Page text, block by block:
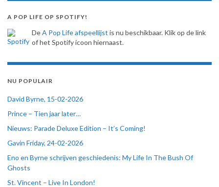
A POP LIFE OP SPOTIFY!
DeA Pop Life afspeellijst is nu beschikbaar. Klik op de link
of het Spotify icoon hiernaast.
NU POPULAIR
David Byrne, 15-02-2026
Prince – Tien jaar later…
Nieuws: Parade Deluxe Edition – It’s Coming!
Gavin Friday, 24-02-2026
Eno en Byrne schrijven geschiedenis: My Life In The Bush Of
Ghosts
St. Vincent – Live In London!